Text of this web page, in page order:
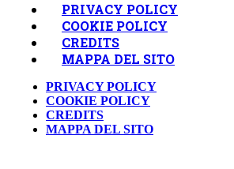
PRIVACY POLICY
COOKIE POLICY
CREDITS
MAPPA DEL SITO
PRIVACY POLICY
COOKIE POLICY
CREDITS
MAPPA DEL SITO